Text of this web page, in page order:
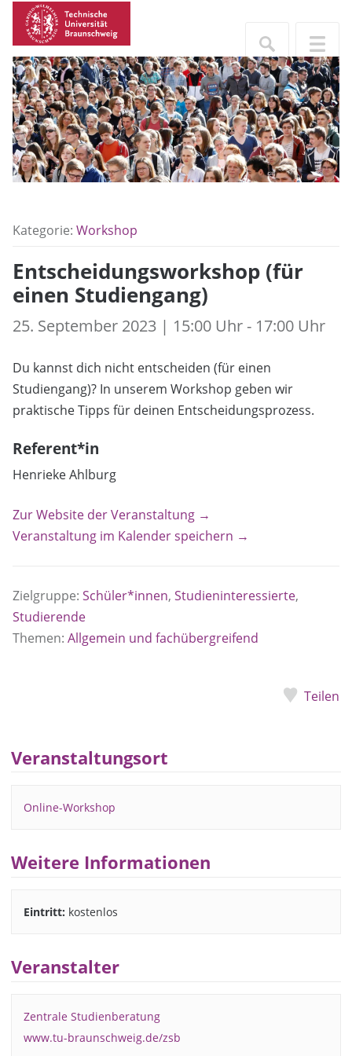
Kategorie: Workshop
Entscheidungsworkshop (für
einen Studiengang)
25. September 2023 | 15:00 Uhr - 17:00 Uhr
Du kannst dich nicht entscheiden (für einen
Studiengang)? In unserem Workshop geben wir
praktische Tipps für deinen Entscheidungsprozess.
Referent*in
Henrieke Ahlburg
Zur Website der Veranstaltung →
Veranstaltung im Kalender speichern →
Zielgruppe: Schüler*innen, Studieninteressierte,
Studierende
Themen: Allgemein und fachübergreifend
Teilen
Veranstaltungsort
Online-Workshop
Weitere Informationen
Eintritt: kostenlos
Veranstalter
Zentrale Studienberatung
www.tu-braunschweig.de/zsb